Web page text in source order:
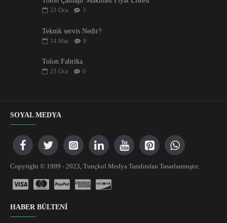
23 Oca 3
Teknik servis Nedir?
14 Mar 0
Tolon Fabrika
23 Oca 0
SOYAL MEDYA
Copyright © 1999 - 2023, Tunçkol Medya Tarafından Tasarlanmıştır.
HABER BÜLTENİ